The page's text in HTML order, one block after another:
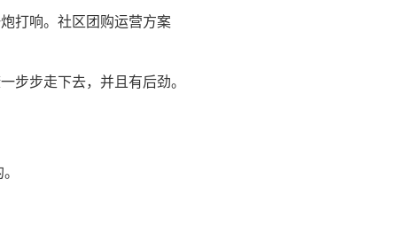
打响。社区团购运营方案
步步走下去，并且有后劲。